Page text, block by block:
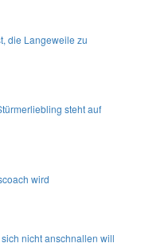
die Langeweile zu
steht auf
wird
nicht anschnallen will